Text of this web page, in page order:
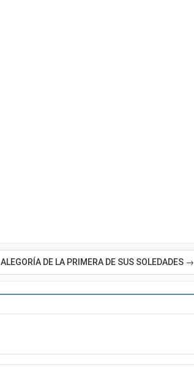
ALEGORÍA DE LA PRIMERA DE SUS SOLEDADES →